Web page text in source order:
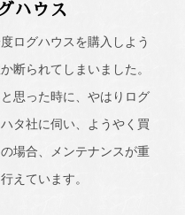
ハウス
ログハウスを購入しよう
断られてしまいました。
思った時に、やはりログ
タ社に伺い、ようやく買
場合、メンテナンスが重
えています。